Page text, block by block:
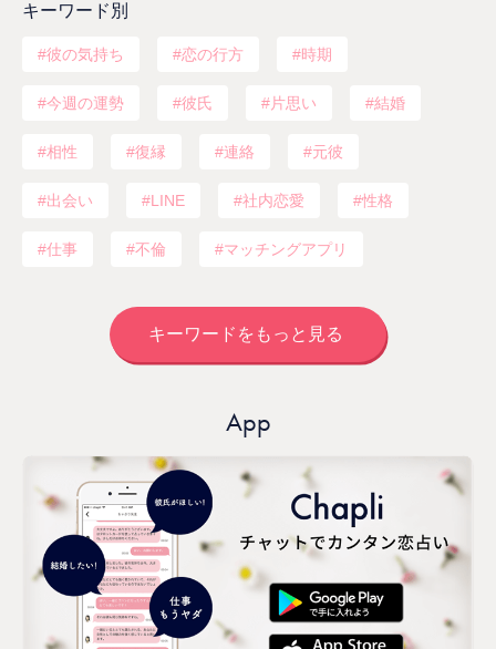
キーワード別
彼の気持ち 恋の行方 時期
今週の運勢 彼氏 片思い 結婚
相性 復縁 連絡 元彼
出会い LINE 社内恋愛 性格
仕事 不倫 マッチングアプリ
キーワードをもっと見る
App